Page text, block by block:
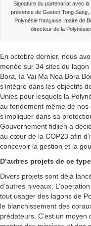
Signature du partenariat avec
présence de Gaston Tong Sang,
Polynésie française, maire de
directeur de la
En octobre dernier, nous
menée sur 34 sites du
Bora, Ia Vai Ma Noa Bora
s’intègre dans les objectifs
Unies pour lesquels la
au fondement même de
s’impliquer dans sa
Gouvernement fidjien a
au cœur de la COP23 afin
concevoir la gestion et la
D’autres projets de ce
Divers projets sont déjà
d’autres niveaux.
tout usager des lagons de
le blanchissement des
prédateurs. C’est un moyen